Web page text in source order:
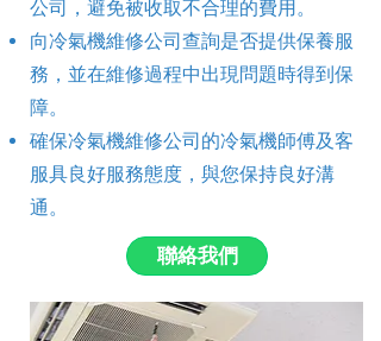
公司，避免被收取不合理的費用。
向冷氣機維修公司查詢是否提供保養服
務，並在維修過程中出現問題時得到保
障。
確保冷氣機維修公司的冷氣機師傅及客
服具良好服務態度，與您保持良好溝
通。
聯絡我們